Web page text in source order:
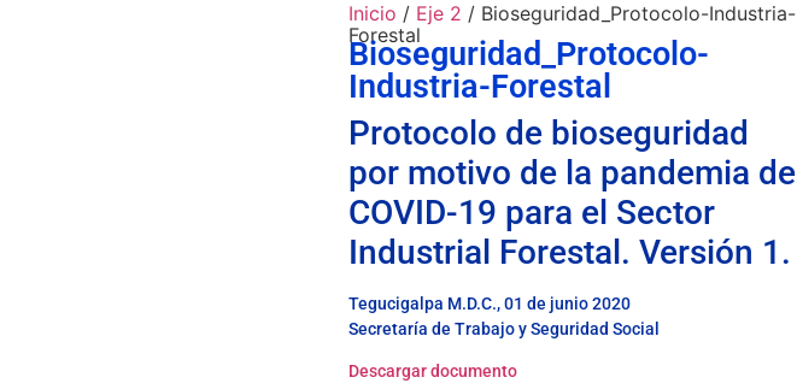
Inicio / Eje 2 / Bioseguridad_Protocolo-Industria-
Forestal
Bioseguridad_Protocolo-
Industria-Forestal
Protocolo de bioseguridad
por motivo de la pandemia de
COVID-19 para el Sector
Industrial Forestal. Versión 1.
Tegucigalpa M.D.C., 01 de junio 2020
Secretaría de Trabajo y Seguridad Social
Descargar documento